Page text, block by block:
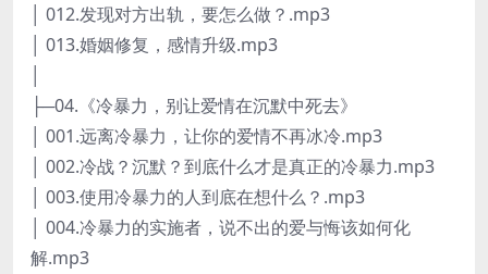
│ 012.发现对方出轨，要怎么做？.mp3
│ 013.婚姻修复，感情升级.mp3
├─04.《冷暴力，别让爱情在沉默中死去》
│ 001.远离冷暴力，让你的爱情不再冰冷.mp3
│ 002.冷战？沉默？到底什么才是真正的冷暴力.mp3
│ 003.使用冷暴力的人到底在想什么？.mp3
│ 004.冷暴力的实施者，说不出的爱与悔该如何化
解.mp3